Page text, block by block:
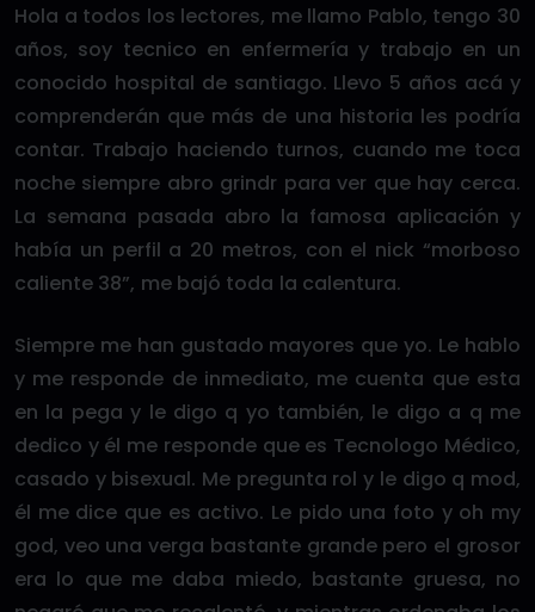
Hola a todos los lectores, me llamo Pablo, tengo 30
años, soy tecnico en enfermería y trabajo en un
conocido hospital de santiago. Llevo 5 años acá y
comprenderán que más de una historia les podría
contar. Trabajo haciendo turnos, cuando me toca
noche siempre abro grindr para ver que hay cerca.
La semana pasada abro la famosa aplicación y
había un perfil a 20 metros, con el nick “morboso
caliente 38”, me bajó toda la calentura.
Siempre me han gustado mayores que yo. Le hablo
y me responde de inmediato, me cuenta que esta
en la pega y le digo q yo también, le digo a q me
dedico y él me responde que es Tecnologo Médico,
casado y bisexual. Me pregunta rol y le digo q mod,
él me dice que es activo. Le pido una foto y oh my
god, veo una verga bastante grande pero el grosor
era lo que me daba miedo, bastante gruesa, no